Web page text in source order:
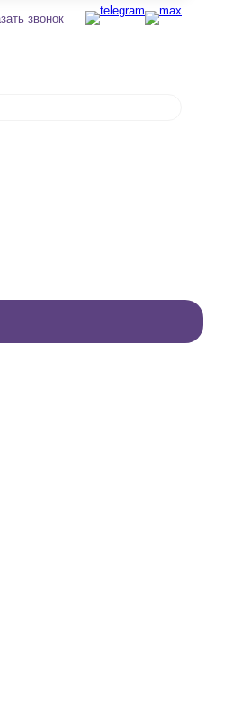
звонок